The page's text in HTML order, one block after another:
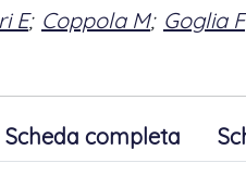
E; Coppola M; Goglia F
Scheda completa